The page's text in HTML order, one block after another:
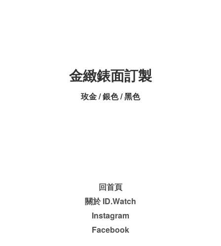
金緻錶面訂製
玫金 / 銀色 / 黑色
回首頁
關於 ID.Watch
Instagram
Facebook